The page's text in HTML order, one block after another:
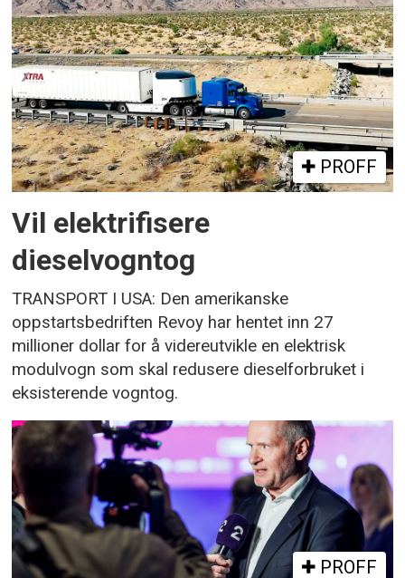
PROFF
Vil elektrifisere
dieselvogntog
TRANSPORT I USA: Den amerikanske
oppstartsbedriften Revoy har hentet inn 27
millioner dollar for å videreutvikle en elektrisk
modulvogn som skal redusere dieselforbruket i
eksisterende vogntog.
PROFF